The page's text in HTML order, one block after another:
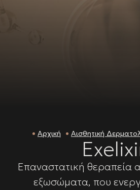
Αρχική Αισθητική
Επαναστατική θεραπεία
εξωσώματα, που